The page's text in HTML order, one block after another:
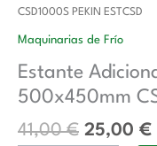
CSD1000S PEKIN ESTCSD
Maquinarias de Frío
Estante
500x450mm
41,00€
precio
original
41,00 €.
25,00 €
Adicional
Derecha
500x450mm
CSD1000S
ESTCSD